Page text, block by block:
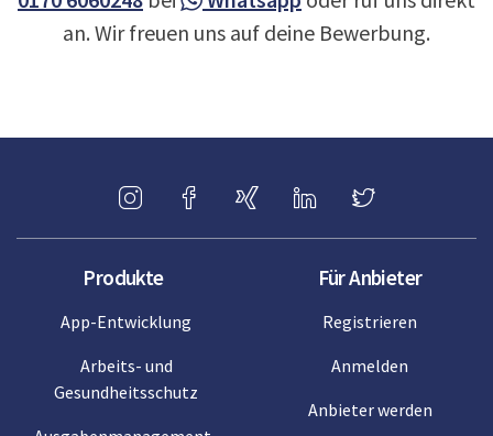
an. Wir freuen uns auf deine Bewerbung.
Produkte
App-Entwicklung
Arbeits- und
Gesundheitsschutz
Für Anbieter
Registrieren
Anmelden
Anbieter werden